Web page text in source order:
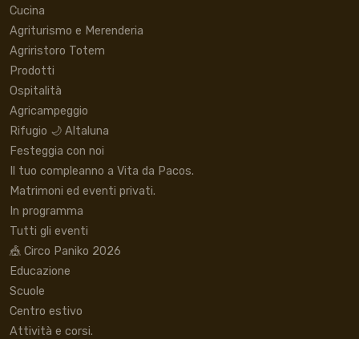
Cucina
Agriturismo e Merenderia
Agriristoro Totem
Prodotti
Ospitalità
Agricampeggio
Rifugio 🌙 Altaluna
Festeggia con noi
Il tuo compleanno a Vita da Pacos.
Matrimoni ed eventi privati.
In programma
Tutti gli eventi
🎪 Circo Paniko 2026
Educazione
Scuole
Centro estivo
Attività e corsi.